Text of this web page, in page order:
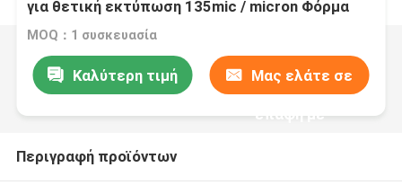
για θετική εκτύπωση 135mic / micron Φόρμα
εκτύπωσης λέιζερ ιατρικών προμηθειών
MOQ：1 συσκευασία
Καλύτερη τιμή Μας ελάτε σε
επαφή με
Περιγραφή προϊόντων